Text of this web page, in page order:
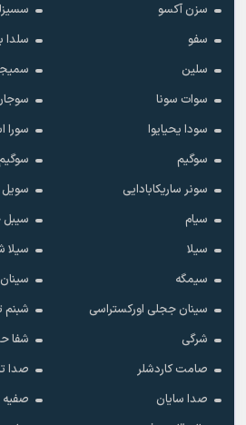
سزن آکسو
سفو
سلدا
سلین
سوات سونا
سودا یحیایوا
سورا
سوگیم
سونر ساریکابادایی
سیام
سیبل
سیلا
سیلا
سیمگه
سینان ججلی اورکستراسی
شبنم
شرگی
شفا
صامت کاردشلر
صدا
صدا سایان